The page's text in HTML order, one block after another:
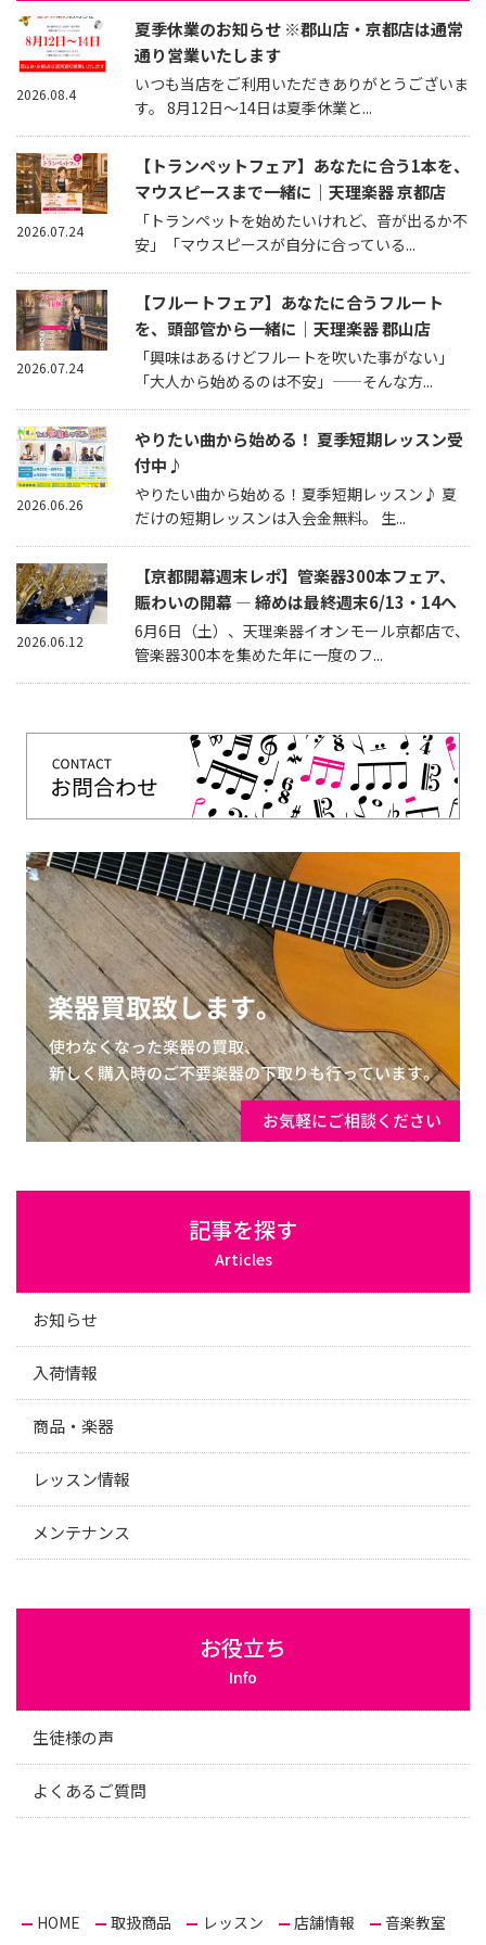
夏季休業のお知らせ ※郡山店・京都店は通常
通り営業いたします
いつも当店をご利用いただきありがとうございま
す。 8月12日～14日は夏季休業と...
2026.08.4
【トランペットフェア】あなたに合う1本を、
マウスピースまで一緒に｜天理楽器 京都店
「トランペットを始めたいけれど、音が出るか不
安」「マウスピースが自分に合っている...
2026.07.24
【フルートフェア】あなたに合うフルート
を、頭部管から一緒に｜天理楽器 郡山店
「興味はあるけどフルートを吹いた事がない」
「大人から始めるのは不安」——そんな方...
2026.07.24
やりたい曲から始める！ 夏季短期レッスン受
付中♪
やりたい曲から始める！夏季短期レッスン♪ 夏
だけの短期レッスンは入会金無料。 生...
2026.06.26
【京都開幕週末レポ】管楽器300本フェア、
賑わいの開幕 — 締めは最終週末6/13・14へ
6月6日（土）、天理楽器イオンモール京都店で、
管楽器300本を集めた年に一度のフ...
2026.06.12
記事を探す
Articles
お知らせ
入荷情報
商品・楽器
レッスン情報
メンテナンス
お役立ち
Info
生徒様の声
よくあるご質問
HOME 取扱商品 レッスン 店舗情報
音楽教室